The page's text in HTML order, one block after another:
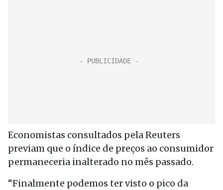
Economistas consultados pela Reuters
previam que o índice de preços ao consumidor
permaneceria inalterado no mês passado.
“Finalmente podemos ter visto o pico da